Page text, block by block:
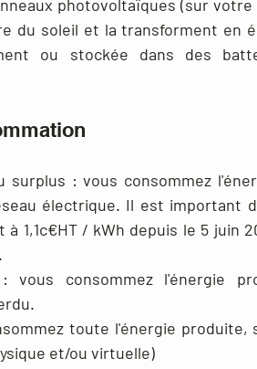
photovoltaïques (sur
du soleil et la transforment en
ou stockée dans des
surplus : vous consommez
électrique. Il est important
à 1,1c€HT / kWh depuis le 5 juin
: vous consommez l'énergie
toute l'énergie produite,
et/ou virtuelle)